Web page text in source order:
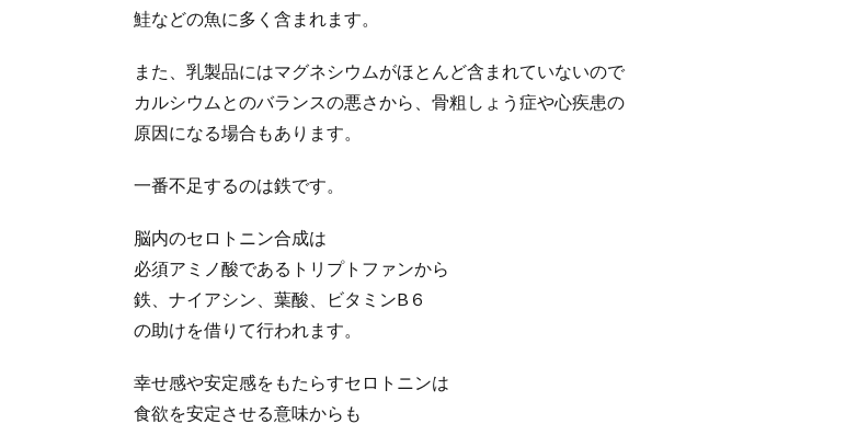
鮭などの魚に多く含まれます。
また、乳製品にはマグネシウムがほとんど含まれていないので
カルシウムとのバランスの悪さから、骨粗しょう症や心疾患の
原因になる場合もあります。
一番不足するのは鉄です。
脳内のセロトニン合成は
必須アミノ酸であるトリプトファンから
鉄、ナイアシン、葉酸、ビタミンB６
の助けを借りて行われます。
幸せ感や安定感をもたらすセロトニンは
食欲を安定させる意味からも